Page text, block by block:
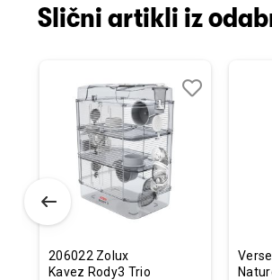
Slični artikli iz
206022 Zolux
Kavez Rody3 Trio